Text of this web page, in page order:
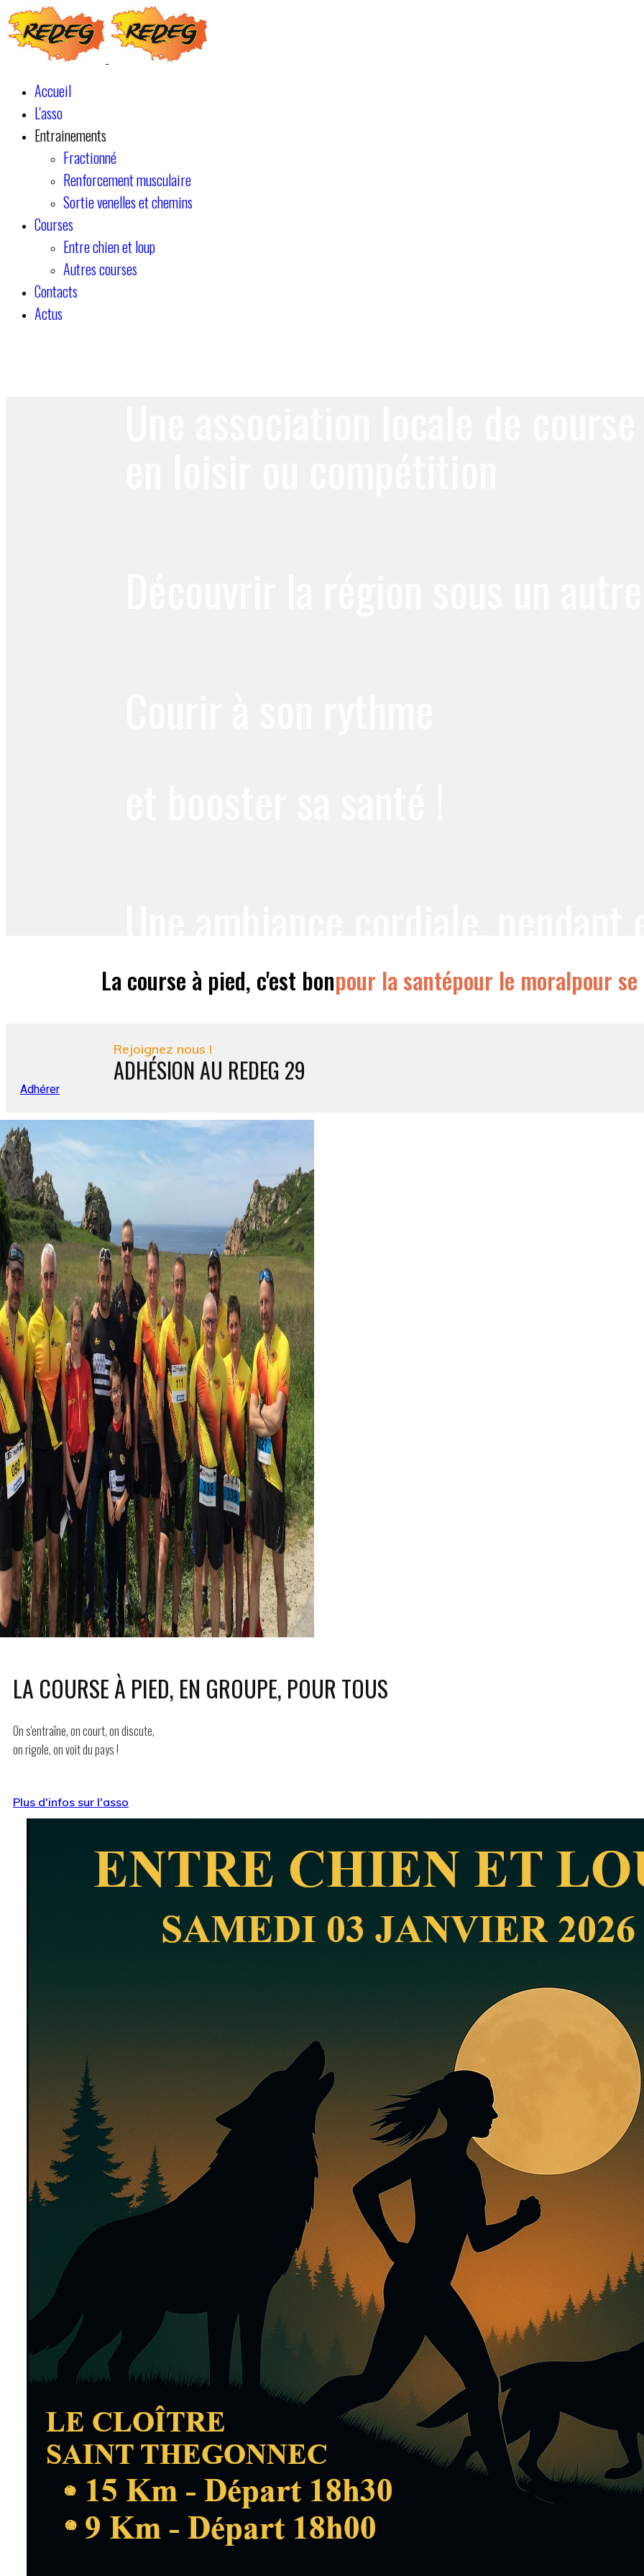
Accueil
L'asso
Entrainements
Fractionné
Renforcement musculaire
Sortie venelles et chemins
Courses
Entre chien et loup
Autres courses
Contacts
Actus
l'effort !
La course à pied, c'est bonpour la santépour le moralpour
Rejoignez nous !
ADHÉSION AU REDEG 29
Adhérer
LA COURSE À PIED, EN GROUPE, POUR TOUS
On s'entraîne, on court, on discute,
on rigole, on voit du pays !
Plus d'infos sur l'asso